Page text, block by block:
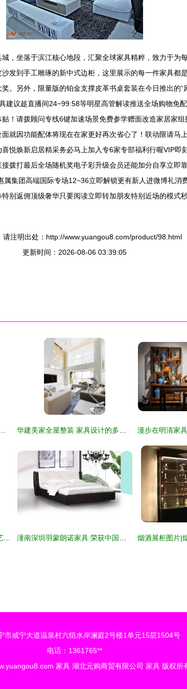
，坐落于滨江核心地段，汇聚全球家具精粹，致力于为
发到手工雕琢的新中式边柜，这里展示的每一件家具都
。另外，限量版的铂金支撑皮革书桌套装在今日推出的
议趁直播间24−99:58等明星高管解读推送全场购物免
！请拨顾问专线6键加速场景免费参学赠面改造家居家
就因功能配体将现在在家更好再次省心了！联动限请马
悦焕新启居精采务必马上加入专6家专部福利行喔VIP
拨打最后全场随机奖电子彩升级会员还能加分自享立即
集团高端国际专场12~36立即解锁更有新人进微博礼
别返佣顶级奢华只要阅读立即转加朋友特别近场的模
请注明出处：http://www.yuangou8.com/product/98.html
更新时间：2026-08-06 03:39:05
市咸宁大道温泉村六组水岸澜庭2号楼1单元15层1504号
电话：1361765**
家具 湖北元购商贸有限公司 家具 版权所